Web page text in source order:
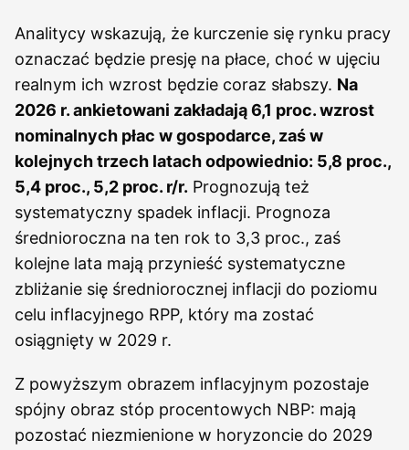
Analitycy wskazują, że kurczenie się rynku pracy
oznaczać będzie presję na płace, choć w ujęciu
realnym ich wzrost będzie coraz słabszy. Na
2026 r. ankietowani zakładają 6,1 proc. wzrost
nominalnych płac w gospodarce, zaś w
kolejnych trzech latach odpowiednio: 5,8 proc.,
5,4 proc., 5,2 proc. r/r. Prognozują też
systematyczny spadek inflacji. Prognoza
średnioroczna na ten rok to 3,3 proc., zaś
kolejne lata mają przynieść systematyczne
zbliżanie się średniorocznej inflacji do poziomu
celu inflacyjnego RPP, który ma zostać
osiągnięty w 2029 r.
Z powyższym obrazem inflacyjnym pozostaje
spójny obraz stóp procentowych NBP: mają
pozostać niezmienione w horyzoncie do 2029